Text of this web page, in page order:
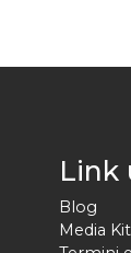
Link
Blog
Media Kit